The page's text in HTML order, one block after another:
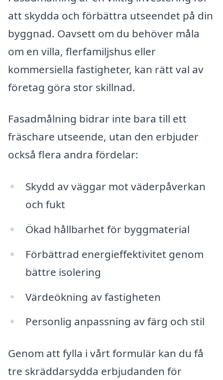
att skydda och förbättra utseendet på din
byggnad. Oavsett om du behöver måla
om en villa, flerfamiljshus eller
kommersiella fastigheter, kan rätt val av
företag göra stor skillnad.
Fasadmålning bidrar inte bara till ett
fräschare utseende, utan den erbjuder
också flera andra fördelar:
Skydd av väggar mot väderpåverkan
och fukt
Ökad hållbarhet för byggmaterial
Förbättrad energieffektivitet genom
bättre isolering
Värdeökning av fastigheten
Personlig anpassning av färg och stil
Genom att fylla i vårt formulär kan du få
tre skräddarsydda erbjudanden för